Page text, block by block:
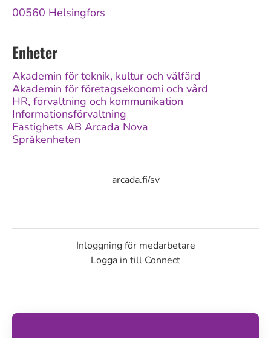
00560 Helsingfors
Enheter
Akademin för teknik, kultur och välfärd
Akademin för företagsekonomi och vård
HR, förvaltning och kommunikation
Informationsförvaltning
Fastighets AB Arcada Nova
Språkenheten
arcada.fi/sv
Inloggning för medarbetare
Logga in till Connect